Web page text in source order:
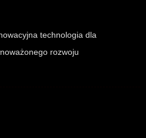
technologia dla
rozwoju